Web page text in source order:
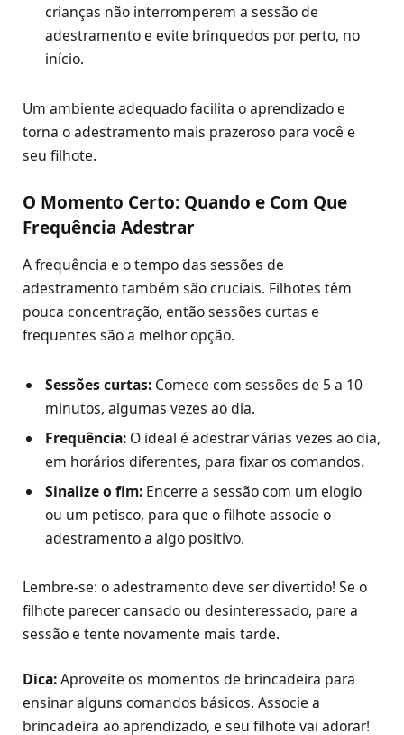
crianças não interromperem a sessão de
adestramento e evite brinquedos por perto, no
início.
Um ambiente adequado facilita o aprendizado e
torna o adestramento mais prazeroso para você e
seu filhote.
O Momento Certo: Quando e Com Que
Frequência Adestrar
A frequência e o tempo das sessões de
adestramento também são cruciais. Filhotes têm
pouca concentração, então sessões curtas e
frequentes são a melhor opção.
Sessões curtas: Comece com sessões de 5 a 10
minutos, algumas vezes ao dia.
Frequência: O ideal é adestrar várias vezes ao dia,
em horários diferentes, para fixar os comandos.
Sinalize o fim: Encerre a sessão com um elogio
ou um petisco, para que o filhote associe o
adestramento a algo positivo.
Lembre-se: o adestramento deve ser divertido! Se o
filhote parecer cansado ou desinteressado, pare a
sessão e tente novamente mais tarde.
Dica:Aproveite os momentos de brincadeira para
ensinar alguns comandos básicos. Associe a
brincadeira ao aprendizado, e seu filhote vai adorar!